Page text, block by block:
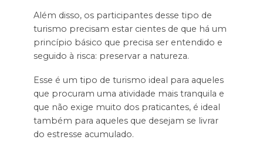
Além disso, os participantes desse tipo de
turismo precisam estar cientes de que há um
princípio básico que precisa ser entendido e
seguido à risca: preservar a natureza.
Esse é um tipo de turismo ideal para aqueles
que procuram uma atividade mais tranquila e
que não exige muito dos praticantes, é ideal
também para aqueles que desejam se livrar
do estresse acumulado.